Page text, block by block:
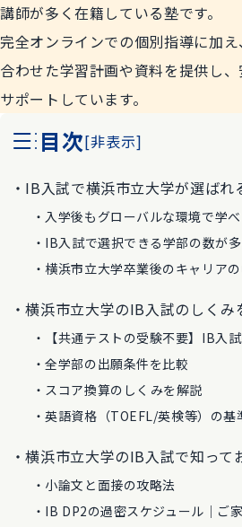
講師が多く在籍している塾です。
完全オンラインでの個別指導に加
合わせた学習計画や資料を提供し
サポートしています。
目次[非表示]
IB入試で横浜市立大学が選ばれ
入学後もグローバルな環境で学べ
IB入試で選択できる学部の数が
横浜市立大学卒業後のキャリア
横浜市立大学のIB入試のしくみ
【共通テストの受験不要】IB入
全学部の出願条件を比較
スコア換算のしくみを解説
英語資格（TOEFL/英検等）の基
横浜市立大学のIB入試で知って
小論文と面接の攻略法
IB DP2の過密スケジュール｜ご